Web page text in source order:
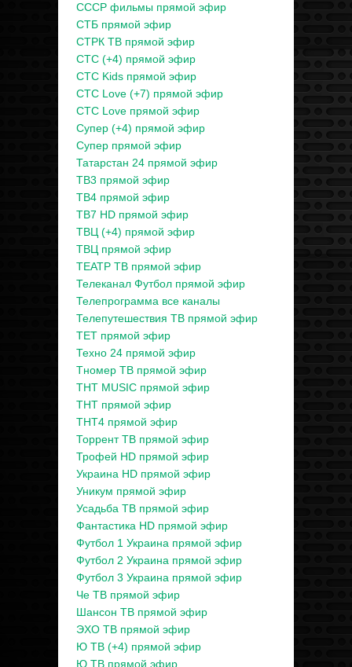
СССР фильмы прямой эфир
СТБ прямой эфир
СТРК ТВ прямой эфир
СТС (+4) прямой эфир
СТС Kids прямой эфир
СТС Love (+7) прямой эфир
СТС Love прямой эфир
Супер (+4) прямой эфир
Супер прямой эфир
Татарстан 24 прямой эфир
ТВ3 прямой эфир
ТВ4 прямой эфир
ТВ7 HD прямой эфир
ТВЦ (+4) прямой эфир
ТВЦ прямой эфир
ТЕАТР ТВ прямой эфир
Телеканал Футбол прямой эфир
Телепрограмма все каналы
Телепутешествия ТВ прямой эфир
ТЕТ прямой эфир
Техно 24 прямой эфир
Тномер ТВ прямой эфир
ТНТ MUSIC прямой эфир
ТНТ прямой эфир
ТНТ4 прямой эфир
Торрент ТВ прямой эфир
Трофей HD прямой эфир
Украина HD прямой эфир
Уникум прямой эфир
Усадьба ТВ прямой эфир
Фантастика HD прямой эфир
Футбол 1 Украина прямой эфир
Футбол 2 Украина прямой эфир
Футбол 3 Украина прямой эфир
Че ТВ прямой эфир
Шансон ТВ прямой эфир
ЭХО ТВ прямой эфир
Ю ТВ (+4) прямой эфир
Ю ТВ прямой эфир